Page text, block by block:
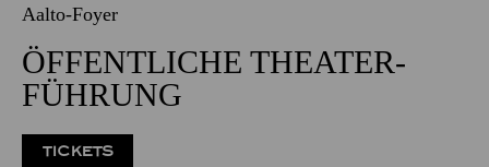
Aalto-Foyer
ÖFFENTLICHE THEATER­
FÜHRUNG
TICKETS